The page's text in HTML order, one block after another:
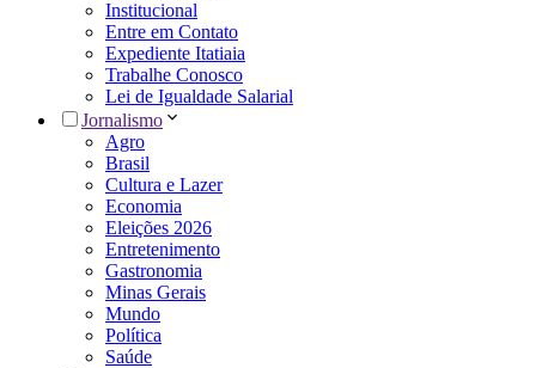
Institucional
Entre em Contato
Expediente Itatiaia
Trabalhe Conosco
Lei de Igualdade Salarial
Jornalismo
Agro
Brasil
Cultura e Lazer
Economia
Eleições 2026
Entretenimento
Gastronomia
Minas Gerais
Mundo
Política
Saúde